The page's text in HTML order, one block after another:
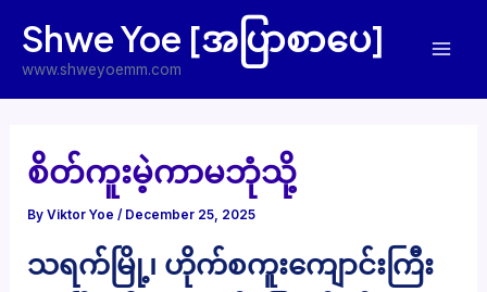
content
Shwe Yoe [အပြာစာပေ]
www.shweyoemm.com
စိတ်ကူးမဲ့ကာမဘုံသို့
ByViktor Yoe/ December 25, 2025
သရက်မြို့၊ ဟိုက်စကူးကျောင်းကြီး